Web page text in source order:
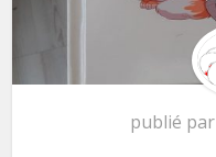
publié par